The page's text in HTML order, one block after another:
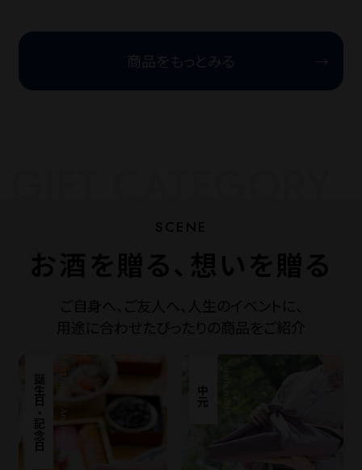
お酒を贈る、想いを贈る
ご自身へ、ご友人へ、人生のイベントに、
用途に合わせたぴったりの商品をご紹介
Birthday / Anniversary
誕生日・記念日 お中元